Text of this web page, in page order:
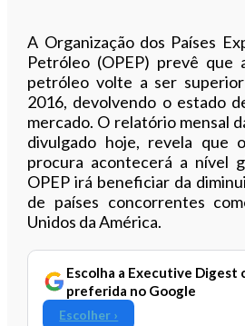
A Organização dos Países
Petróleo (OPEP) prevê que
petróleo volte a ser
2016, devolvendo o estado
mercado. O relatório mensal
divulgado hoje, revela que
procura acontecerá a nível
OPEP irá beneficiar da
de países concorrentes
Unidos da América.
Escolha a Executive Digest
preferida no Google
Escolher ›